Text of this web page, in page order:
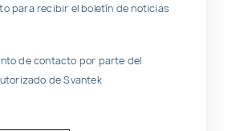
para recibir el boletín de noticias
de contacto por parte del
de Svantek